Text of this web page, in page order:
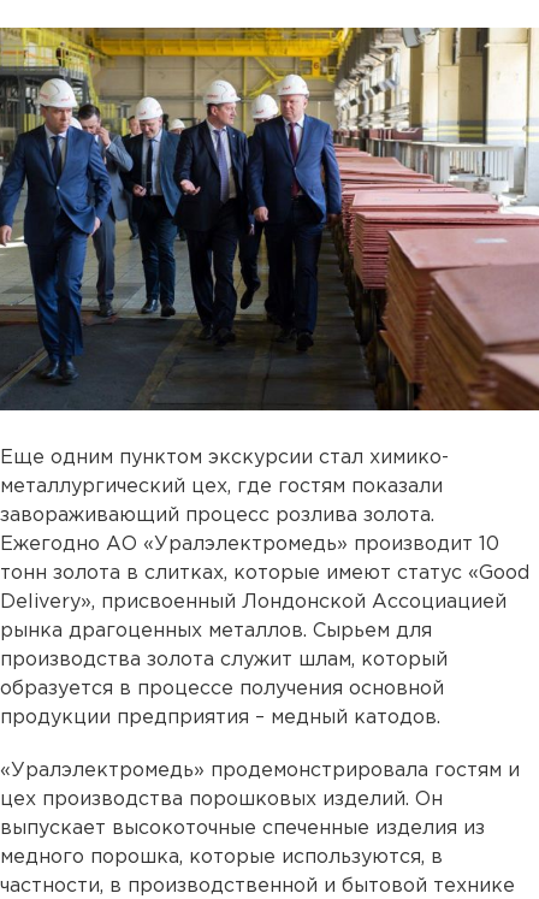
Еще одним пунктом экскурсии стал химико-
металлургический цех, где гостям показали
завораживающий процесс розлива золота.
Ежегодно АО «Уралэлектромедь» производит 10
тонн золота в слитках, которые имеют статус «Good
Delivery», присвоенный Лондонской Ассоциацией
рынка драгоценных металлов. Сырьем для
производства золота служит шлам, который
образуется в процессе получения основной
продукции предприятия – медный катодов.
«Уралэлектромедь» продемонстрировала гостям и
цех производства порошковых изделий. Он
выпускает высокоточные спеченные изделия из
медного порошка, которые используются, в
частности, в производственной и бытовой технике